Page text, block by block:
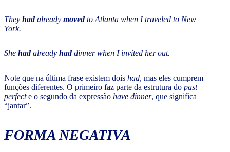
They hadalready movedto Atlanta when Itraveled to New
York.
She hadalready haddinner when I invited her out.
Note que na última frase existem dois had, mas eles cumprem
funções diferentes. O primeiro faz parte da estrutura do past
perfecte o segundo da expressão have dinner, que significa
“jantar”.
FORMA NEGATIVA